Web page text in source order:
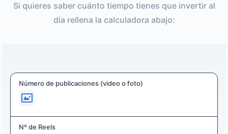
Si quieres saber cuánto tiempo tienes que invertir al
día rellena la calculadora abajo:
Número de publicaciones (video o foto)
Nº de Reels